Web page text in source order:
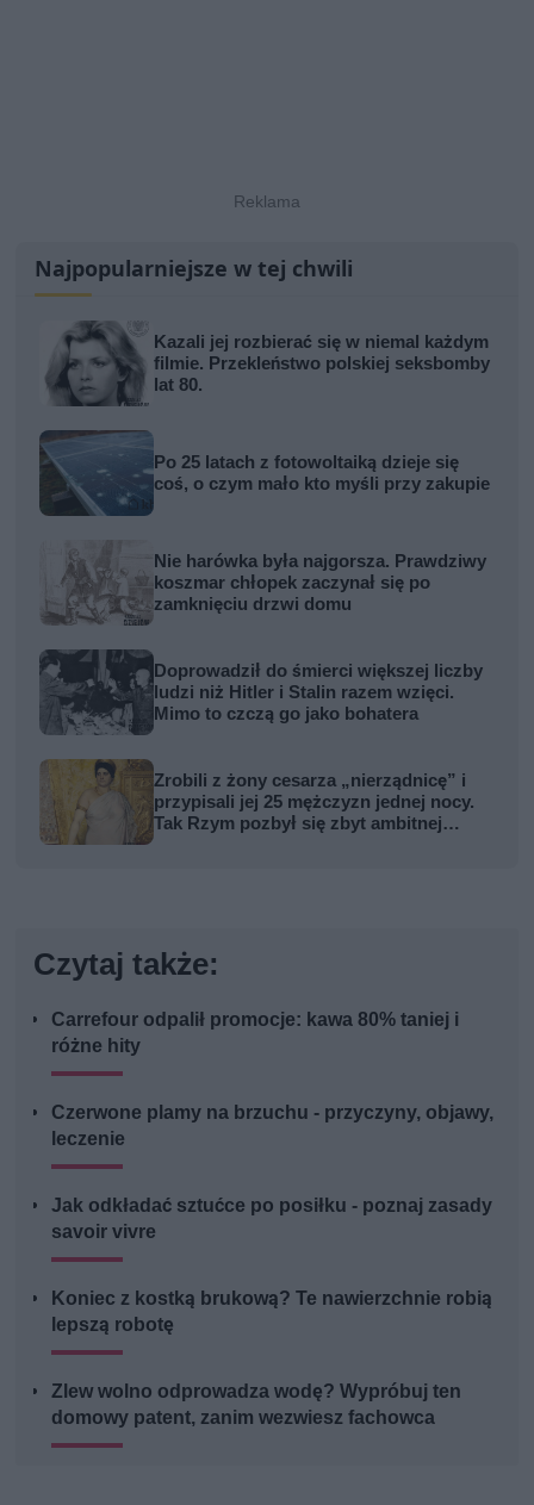
Najpopularniejsze w tej chwili
Kazali jej rozbierać się w niemal każdym
filmie. Przekleństwo polskiej seksbomby
lat 80.
Po 25 latach z fotowoltaiką dzieje się
coś, o czym mało kto myśli przy zakupie
Nie harówka była najgorsza. Prawdziwy
koszmar chłopek zaczynał się po
zamknięciu drzwi domu
Doprowadził do śmierci większej liczby
ludzi niż Hitler i Stalin razem wzięci.
Mimo to czczą go jako bohatera
Zrobili z żony cesarza „nierządnicę” i
przypisali jej 25 mężczyzn jednej nocy.
Tak Rzym pozbył się zbyt ambitnej
Czytaj także:
Carrefour odpalił promocje: kawa 80% taniej i
różne hity
Czerwone plamy na brzuchu - przyczyny, objawy,
leczenie
Jak odkładać sztućce po posiłku - poznaj zasady
savoir vivre
Koniec z kostką brukową? Te nawierzchnie robią
lepszą robotę
Zlew wolno odprowadza wodę? Wypróbuj ten
domowy patent, zanim wezwiesz fachowca